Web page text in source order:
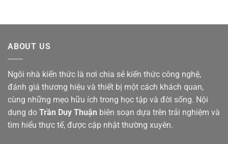
ABOUT US
Ngôi nhà kiến thức là nơi chia sẻ kiến thức công nghệ,
đánh giá thương hiệu và thiết bị một cách khách quan,
cùng những mẹo hữu ích trong học tập và đời sống. Nội
dung do Trần Duy Thuận biên soạn dựa trên trải nghiệm và
tìm hiểu thực tế, được cập nhật thường xuyên.